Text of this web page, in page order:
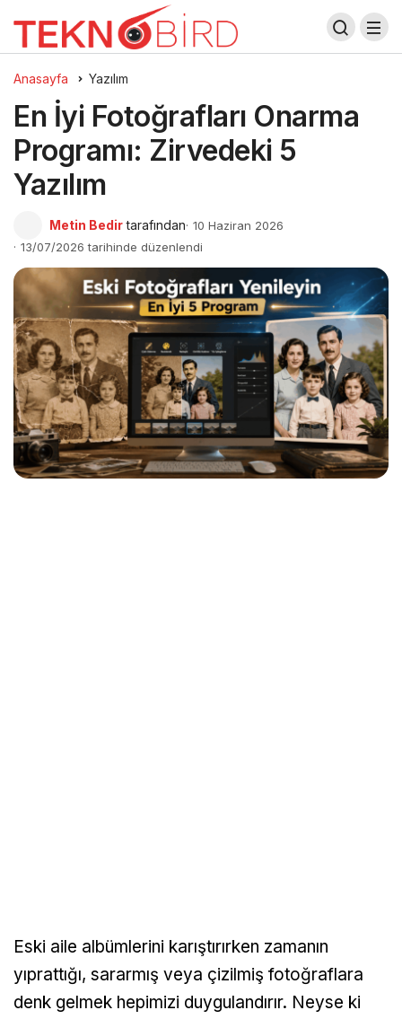
Anasayfa Yazılım
En İyi Fotoğrafları Onarma
Programı: Zirvedeki 5
Yazılım
Metin Bedir tarafından 10 Haziran 2026
13/07/2026 tarihinde düzenlendi
Eski aile albümlerini karıştırırken zamanın
yıprattığı, sararmış veya çizilmiş fotoğraflara
denk gelmek hepimizi duygulandırır. Neyse ki